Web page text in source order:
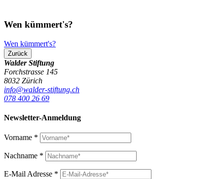
Wen kümmert's?
Wen kümmert's?
Zurück
Walder Stiftung
Forchstrasse 145
8032 Zürich
info@walder-stiftung.ch
078 400 26 69
Newsletter-Anmeldung
Vorname *
Nachname *
E-Mail Adresse *